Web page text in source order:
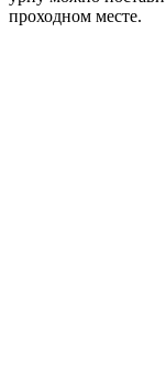
проходном месте.